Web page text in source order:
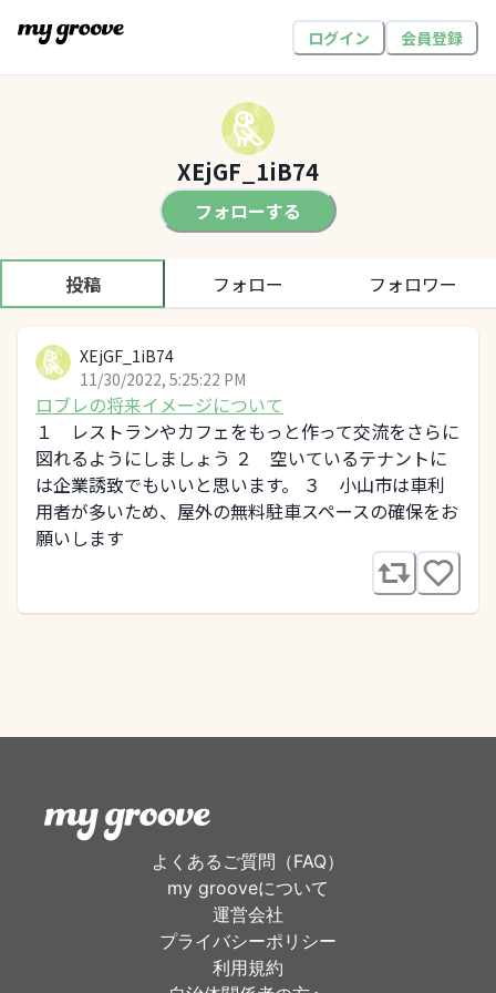
ログイン 会員登録
XEjGF_1iB74
フォローする
投稿 フォロー フォロワー
XEjGF_1iB74
11/30/2022, 5:25:22 PM
ロブレの将来イメージについて
１ レストランやカフェをもっと作って交流をさらに
図れるようにしましょう ２ 空いているテナントに
は企業誘致でもいいと思います。 ３ 小山市は車利
用者が多いため、屋外の無料駐車スペースの確保をお
願いします
よくあるご質問（FAQ）
my grooveについて
運営会社
プライバシーポリシー
利用規約